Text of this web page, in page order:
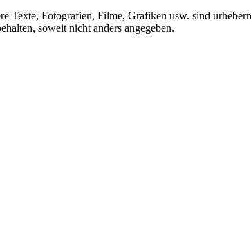
Texte, Fotografien, Filme, Grafiken usw. sind
soweit nicht anders angegeben.